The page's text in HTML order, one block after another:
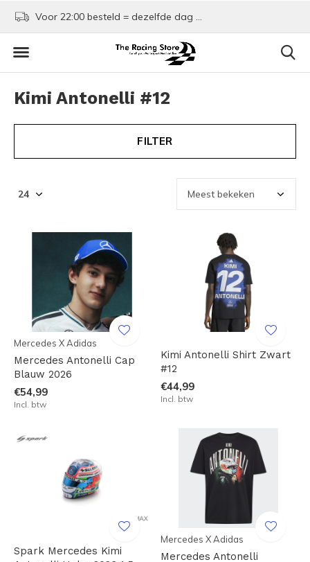
Voor 22:00 besteld = dezelfde dag verzonden!
Kimi Antonelli #12
FILTER
Mercedes X Adidas
Mercedes Antonelli Cap
Blauw 2026
€54,99
Incl. btw
Kimi Antonelli Shirt Zwart
#12
€44,99
Incl. btw
Spark Mercedes Kimi
Mercedes X Adidas
Mercedes Antonelli